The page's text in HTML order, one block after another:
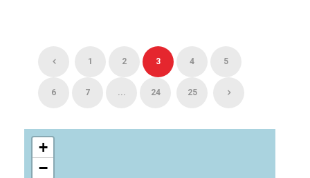
1 2 3 4 5
6 7 ... 24 25
+
−